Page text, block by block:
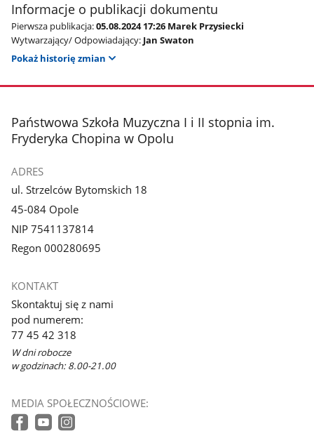
Informacje o publikacji dokumentu
Pierwsza publikacja:05.08.2024 17:26 Marek Przysiecki
Wytwarzający/ Odpowiadający: Jan Swaton
Pokaż historię zmian
stopka
Państwowa Szkoła Muzyczna I i II stopnia im.
Fryderyka Chopina w Opolu
ADRES
ul. Strzelców Bytomskich 18
45-084 Opole
NIP 7541137814
Regon 000280695
KONTAKT
Skontaktuj się z nami
pod numerem:
77 45 42 318
W dni robocze
w godzinach: 8.00-21.00
MEDIA SPOŁECZNOŚCIOWE: